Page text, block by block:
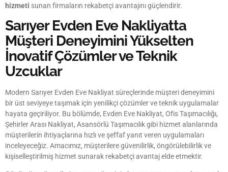
hizmeti sunan firmaların rekabetçi avantajını güçlendirir.
Sarıyer Evden Eve Nakliyatta
Müşteri Deneyimini Yükselten
İnovatif Çözümler ve Teknik
Uzcuklar
Modern Sarıyer Evden Eve Nakliyat süreçlerinde müşteri deneyimini
bir üst seviyeye taşımak için yenilikçi çözümler ve teknik uygulamalar
hayata geçiriliyor. Bu bölümde, Evden Eve Nakliyat, Ofis Taşımacılığı,
Şehirler Arası Nakliyat, Asansörlü Taşımacılık gibi hizmet alanlarında
müşterilerin ihtiyaçlarına hızlı ve şeffaf yanıt veren uygulamaları
inceleyeceğiz. Amacımız, müşterilere güvenilirlik, öngörülebilirlik ve
kişiselleştirilmiş hizmet sunarak rekabetçi avantaj elde etmektir.